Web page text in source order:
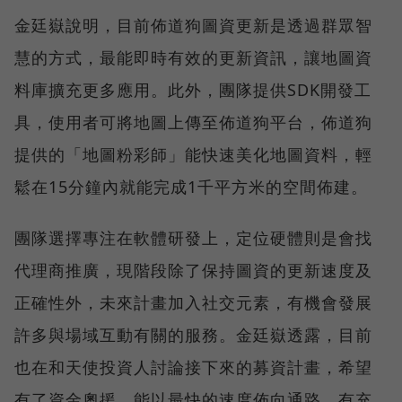
金廷嶽說明，目前佈道狗圖資更新是透過群眾智
慧的方式，最能即時有效的更新資訊，讓地圖資
料庫擴充更多應用。此外，團隊提供SDK開發工
具，使用者可將地圖上傳至佈道狗平台，佈道狗
提供的「地圖粉彩師」能快速美化地圖資料，輕
鬆在15分鐘內就能完成1千平方米的空間佈建。
團隊選擇專注在軟體研發上，定位硬體則是會找
代理商推廣，現階段除了保持圖資的更新速度及
正確性外，未來計畫加入社交元素，有機會發展
許多與場域互動有關的服務。金廷嶽透露，目前
也在和天使投資人討論接下來的募資計畫，希望